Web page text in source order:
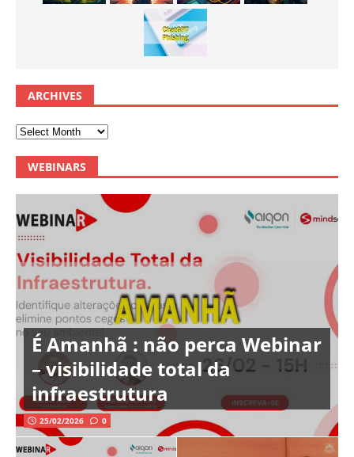
ARCHIVES
WEBINARS
É Amanhã : não perca Webinar
– visibilidade total da
infraestrutura
25/02/2026 0